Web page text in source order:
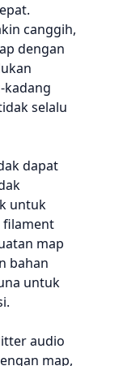
canggih,
dengan
kadang
selalu
dapat
untuk
filament
map
bahan
untuk
audio
map,